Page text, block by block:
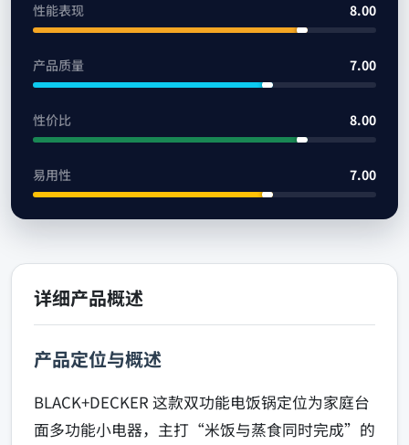
性能表现 8.00
产品质量 7.00
性价比 8.00
易用性 7.00
详细产品概述
产品定位与概述
BLACK+DECKER 这款双功能电饭锅定位为家庭台
面多功能小电器，主打“米饭与蒸食同时完成”的